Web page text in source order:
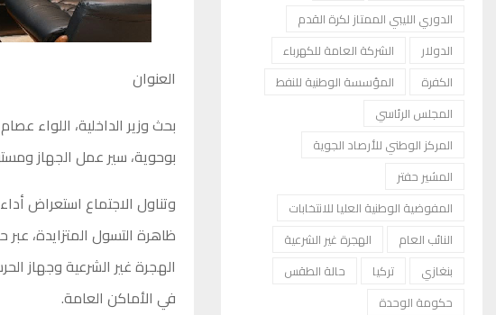
العنوان
بحث وزير الداخلية، اللواء
بوحوية، سير عمل الجهاز
وتناول الاجتماع استعراض
ظاهرة التسول المتزايدة،
الهجرة غير الشرعية وجهاز
في الأماكن العامة.
الدوري الليبي الممتاز لكرة القدم
الدولار
الشركة العامة للكهرباء
الكفرة
المؤسسة الوطنية للنفط
المجلس الرئاسي
المركز الوطني للأرصاد الجوية
المشير حفتر
المفوضية الوطنية العليا للانتخابات
النائب العام
الهجرة غير الشرعية
بنغازي
تركيا
حالة الطقس
حكومة الوحدة